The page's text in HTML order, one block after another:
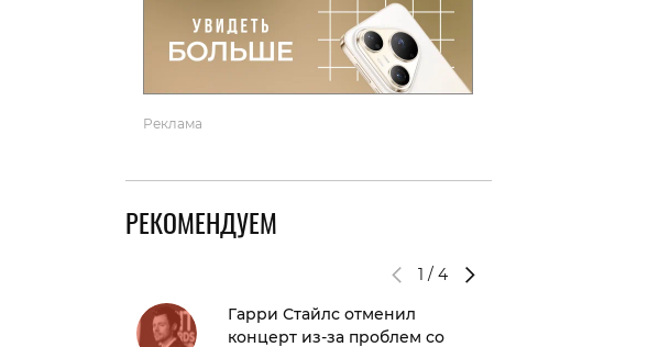
Реклама
РЕКОМЕНДУЕМ
1 /4
Гарри Стайлс отменил
концерт из-за проблем со